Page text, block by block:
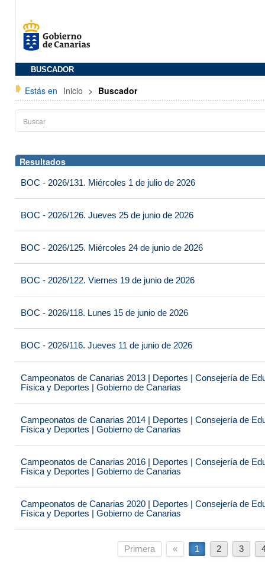
BUSCADOR
Estás en Inicio > Buscador
Resultados
BOC - 2026/131. Miércoles 1 de julio de 2026
BOC - 2026/126. Jueves 25 de junio de 2026
BOC - 2026/125. Miércoles 24 de junio de 2026
BOC - 2026/122. Viernes 19 de junio de 2026
BOC - 2026/118. Lunes 15 de junio de 2026
BOC - 2026/116. Jueves 11 de junio de 2026
Campeonatos de Canarias 2013 | Deportes | Consejería de
Física y Deportes | Gobierno de Canarias
Campeonatos de Canarias 2014 | Deportes | Consejería de
Física y Deportes | Gobierno de Canarias
Campeonatos de Canarias 2016 | Deportes | Consejería de
Física y Deportes | Gobierno de Canarias
Campeonatos de Canarias 2020 | Deportes | Consejería de
Física y Deportes | Gobierno de Canarias
Primera « 1 2 3